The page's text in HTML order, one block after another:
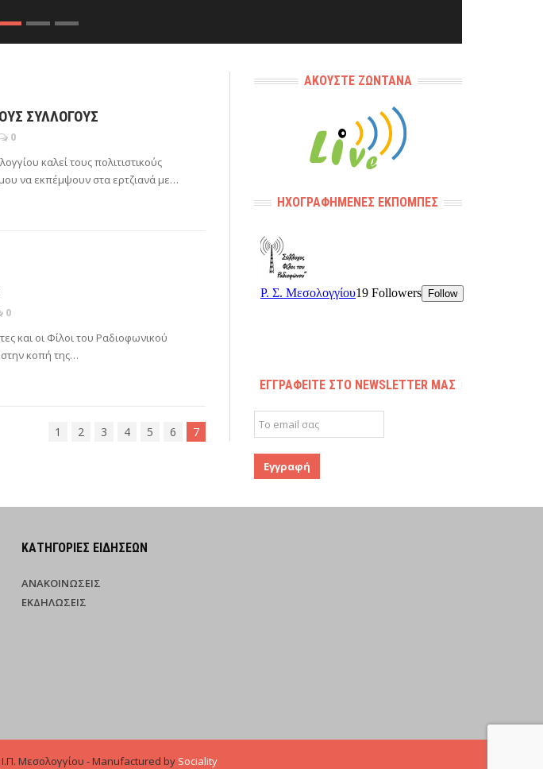
ΣΥΛΛΌΓΟΥΣ
0
καλεί τους πολιτιστικούς
να εκπέμψουν στα ερτζιανά με…
0
και οι Φίλοι του Ραδιοφωνικού
κοπή της…
1 2 3 4 5 6 7
ΑΚΟΎΣΤΕ ΖΩΝΤΑΝΆ
ΗΧΟΓΡΑΦΗΜΈΝΕΣ ΕΚΠΟΜΠΈΣ
ΕΓΓΡΑΦΕΊΤΕ ΣΤΟ NEWSLETTER ΜΑΣ
ΚΑΤΗΓΟΡΊΕΣ ΕΙΔΉΣΕΩΝ
ΑΝΑΚΟΙΝΏΣΕΙΣ
ΕΚΔΗΛΏΣΕΙΣ
Μεσολογγίου - Manufactured by Sociality